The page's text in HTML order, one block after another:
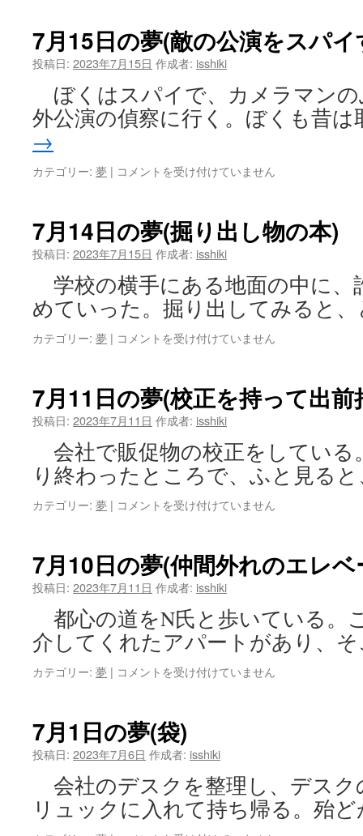
う)
は
の
夢
ー
へ
の
エ
ー
タ
ー)
は
7月15日の夢(敵の公演をスパ
投稿日: 2023年7月15日 作成者: isshiki
ぼくはスパイで、カメラマン
外公演の偵察に行く。ぼくも昔
→
カテゴリー: 夢 | 7
の
夢
の
公
演
を
ス
す
る)
は
コメントを受け付けていません
7月14日の夢(掘り出し物の本)
投稿日: 2023年7月15日 作成者: isshiki
学校の横手にある地面の中に、
めていった。掘り出してみると
カテゴリー: 夢 | 7
の
夢
り
出
し
物
の
コメントを受け付けていません
7月11日の夢(校正を持って出前
投稿日: 2023年7月11日 作成者: isshiki
会社で販促物の校正をしている
り終わったところで、ふと見る
カテゴリー: 夢 | 7
の
夢
正
を
持
っ
て
持
ち)
は
コメントを受け付けていません
7月10日の夢(仲間外れのエレベ
投稿日: 2023年7月11日 作成者: isshiki
都心の道をN氏と歩いている。
介してくれたアパートがあり、
カテゴリー: 夢 | 7
の
夢
間
外
れ
の
コメントを受け付けていません
7月1日の夢(袋)
投稿日: 2023年7月6日 作成者: isshiki
会社のデスクを整理し、デスク
リュックに入れて持ち帰る。殆